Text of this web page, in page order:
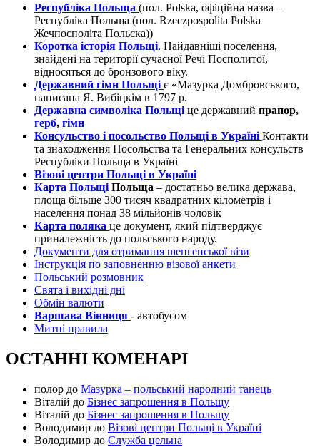
Республіка Польща (пол. Polska, офіційна назва –
Республіка Польща (пол. Rzeczpospolita Polska
Жечпосполіта Польска))
Коротка історія Польщі. Найдавніші поселення,
знайдені на території сучасної Речі Посполитої,
відносяться до бронзового віку.
Державний гімн Польщі є «Мазурка Домбровського,
написана Я. Вибіцкім в 1797 р.
Державна символіка Польщі це державний прапор,
герб, гімн
Консульство і посольство Польщі в Україні Контакти
та знаходження Посольства та Генеральних консульств
Республіки Польща в Україні
Візові центри Польщі в Україні
Карта Польщі Польща – достатньо велика держава,
площа більше 300 тисяч квадратних кілометрів і
населення понад 38 мільйонів чоловік
Карта поляка це документ, який підтверджує
приналежність до польського народу.
Документи для отримання шенгенської візи
Інструкція по заповненню візової анкети
Польський розмовник
Свята і вихідні дні
Обмін валюти
Варшава Вінниця - автобусом
Митні правила
ОСТАННІ КОМЕНАРІ
полор до Мазурка – польський народний танець
Віталій до Бізнес запрошення в Польщу
Віталій до Бізнес запрошення в Польщу
Володимир до Візові центри Польщі в Україні
Володимир до Служба цельна